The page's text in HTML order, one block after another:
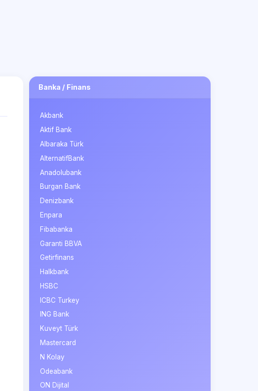
Banka / Finans
Akbank
Aktif Bank
Albaraka Türk
AlternatifBank
Anadolubank
Burgan Bank
Denizbank
Enpara
Fibabanka
Garanti BBVA
Getirfinans
Halkbank
HSBC
ICBC Turkey
ING Bank
Kuveyt Türk
Mastercard
N Kolay
Odeabank
ON Dijital